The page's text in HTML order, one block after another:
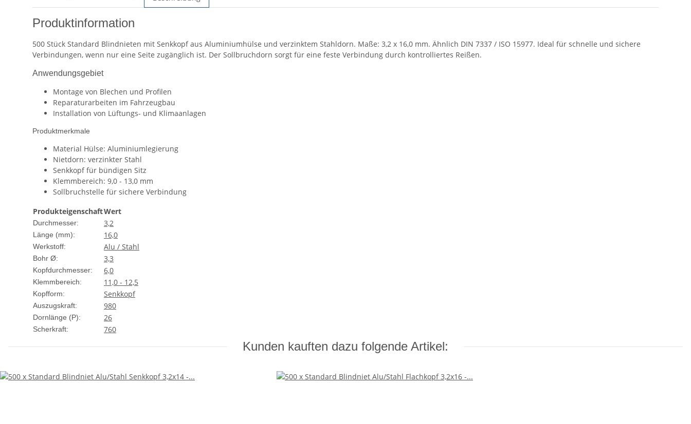
Produktinformation
500 Stück Standard Blindnieten mit Senkkopf aus Aluminiumhülse und verzinktem Stahldorn. Maße: 3,2 x 16,0 mm. Ähnlich DIN 7337 / ISO 15977. Ideal für schnelle und sichere
Verbindungen, wenn nur eine Seite zugänglich ist. Der Sollbruchdorn sorgt für eine feste Verbindung durch kontrolliertes Reißen.
Anwendungsgebiet
Montage von Blechen und Profilen
Reparaturarbeiten im Fahrzeugbau
Installation von Lüftungs- und Klimaanlagen
Produktmerkmale
Material Hülse: Aluminiumlegierung
Nietdorn: verzinkter Stahl
Senkkopf für bündigen Sitz
Klemmbereich: 9,0 - 13,0 mm
Sollbruchstelle für sichere Verbindung
ProdukteigenschaftWert
Durchmesser: 3,2
Länge (mm): 16,0
Werkstoff: Alu / Stahl
Bohr Ø: 3,3
Kopfdurchmesser: 6,0
Klemmbereich: 11,0 - 12,5
Kopfform: Senkkopf
Auszugskraft: 980
Dornlänge (P): 26
Scherkraft: 760
Kunden kauften dazu folgende Artikel: